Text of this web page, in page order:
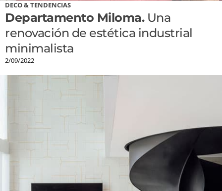
DECO & TENDENCIAS
Departamento Miloma.Una
renovación de estética industrial
minimalista
2/09/2022